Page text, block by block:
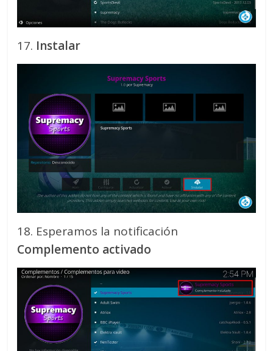
17. Instalar
18. Esperamos la notificación
Complemento activado